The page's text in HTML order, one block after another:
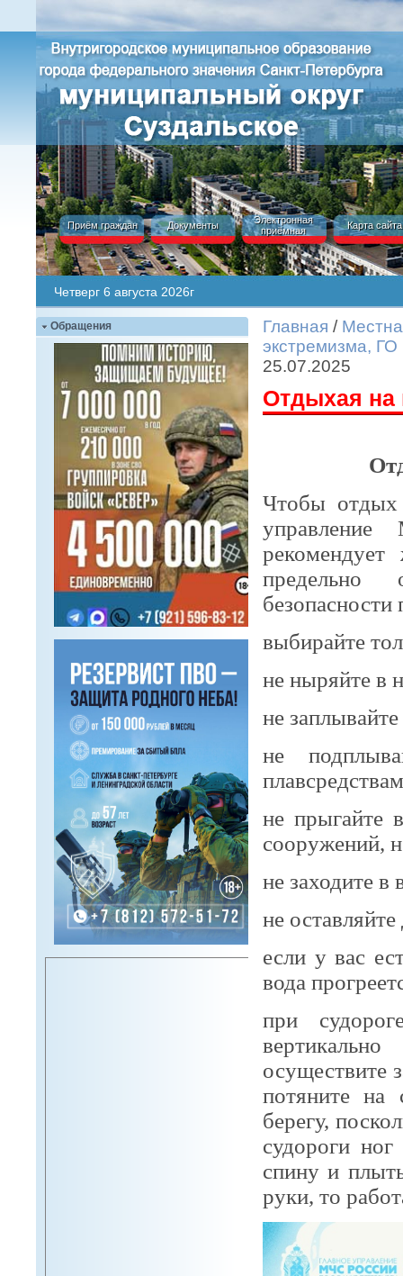
Приём граждан Документы
Электронная
приёмная
Карта сайта
Четверг 6 августа 2026г
Обращения Главная /
экстремизма,
25.07.2025
Отдыхая на
Чтобы отдых
предельно
выбирайте
не ныряйте в
не
не
не прыгайте
сооружений,
не заходите в
не
если у вас
вода
при
осуществите
потяните на
берегу,
судороги
спину и
руки, то